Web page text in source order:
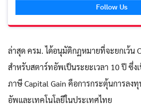
Follow Us
ล่าสุด ครม. ได้อนุมัติกฏหมายที่จะยกเว้น
สำหรับสตาร์ทอัพเป็นระยะเวลา 10 ปี ซึ่ง
ภาษี Capital Gain คือการกระตุ้นการลง
อัพและเทคโนโลยีในประเทศไทย